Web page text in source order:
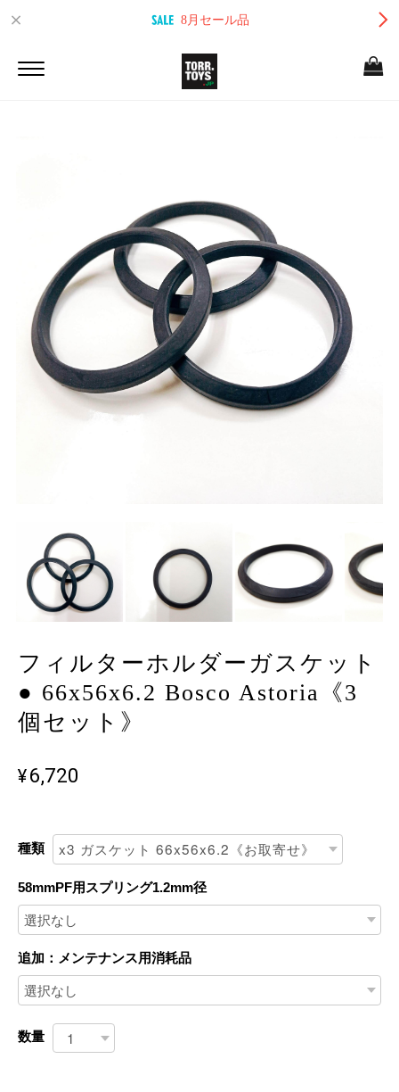
8月セール品
フィルターホルダーガスケット
● 66x56x6.2 Bosco Astoria《3
個セット》
¥6,720
種類
58mmPF用スプリング1.2mm径
追加：メンテナンス用消耗品
数量